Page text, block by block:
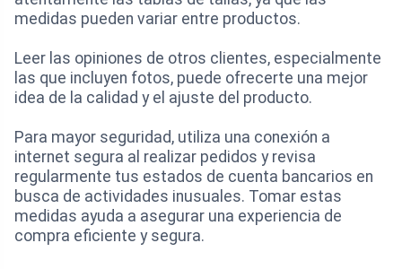
medidas pueden variar entre productos.
Leer las opiniones de otros clientes, especialmente
las que incluyen fotos, puede ofrecerte una mejor
idea de la calidad y el ajuste del producto.
Para mayor seguridad, utiliza una conexión a
internet segura al realizar pedidos y revisa
regularmente tus estados de cuenta bancarios en
busca de actividades inusuales. Tomar estas
medidas ayuda a asegurar una experiencia de
compra eficiente y segura.